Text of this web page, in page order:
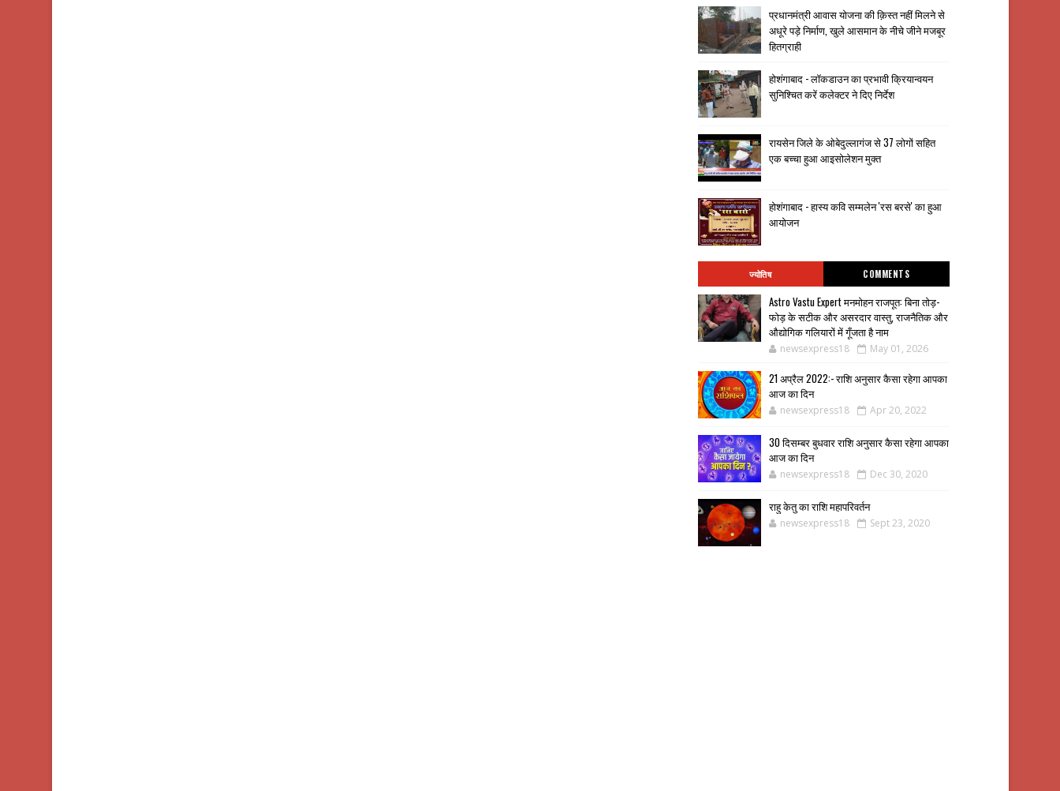
प्रधानमंत्री आवास योजना की क़िस्त नहीं मिलने से
अधूरे पड़े निर्माण, खुले आसमान के नीचे जीने मजबूर
हितग्राही
होशंगाबाद - लॉकडाउन का प्रभावी क्रियान्वयन
सुनिश्चित करें कलेक्टर ने दिए निर्देश
रायसेन जिले के ओबेदुल्लागंज से 37 लोगों सहित
एक बच्चा हुआ आइसोलेशन मुक्त
होशंगाबाद - हास्य कवि सम्मलेन 'रस बरसे' का हुआ
आयोजन
ज्योतिष COMMENTS
Astro Vastu Expert मनमोहन राजपूत: बिना तोड़-
फोड़ के सटीक और असरदार वास्तु, राजनैतिक और
औद्योगिक गलियारों में गूँजता है नाम
newsexpress18 May 01, 2026
21 अप्रैल 2022:- राशि अनुसार कैसा रहेगा आपका
आज का दिन
newsexpress18 Apr 20, 2022
30 दिसम्बर बुधवार राशि अनुसार कैसा रहेगा आपका
आज का दिन
newsexpress18 Dec 30, 2020
राहु केतु का राशि महापरिवर्तन
newsexpress18 Sept 23, 2020